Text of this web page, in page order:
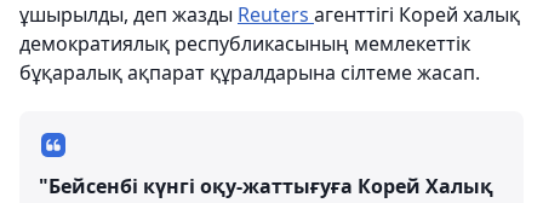
ұшырылды, деп жазды Reuters агенттігі Корей халық
демократиялық республикасының мемлекеттік
бұқаралық ақпарат құралдарына сілтеме жасап.
"Бейсенбі күнгі оқу-жаттығуға Корей Халық